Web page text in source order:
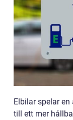
Elbilar spelar
till ett mer